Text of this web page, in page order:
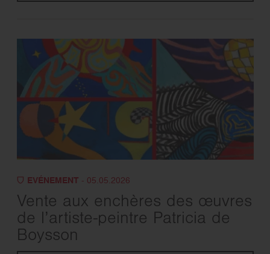
EVÉNEMENT - 05.05.2026
Vente aux enchères des œuvres
de l’artiste-peintre Patricia de
Boysson